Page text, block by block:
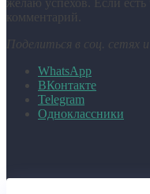
комментарий.
Поделиться в соц. сетях и
WhatsApp
ВКонтакте
Telegram
Одноклассники